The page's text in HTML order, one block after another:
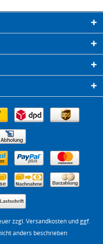
zzgl.Versandkosten und ggf.
anders beschrieben